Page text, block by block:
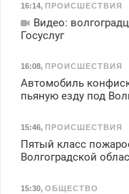
16:14, ПРОИСШЕСТВИЯ
Видео:
Госуслуг
16:08, ПРОИСШЕСТВИЯ
Автомобиль
пьяную езду под
15:46, ПРОИСШЕСТВИЯ
Пятый класс
Волгоградской
15:30, ОБЩЕСТВО